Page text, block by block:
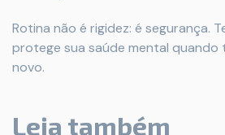
Rotina não é rigidez: é segurança.
protege sua saúde mental quando
novo.
Leia também